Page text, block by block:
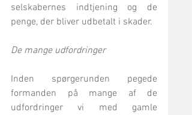
selskabernes indtjening og de
penge, der bliver udbetalt i skader.
De mange udfordringer
Inden spørgerunden pegede
formanden på mange af de
udfordringer vi med gamle